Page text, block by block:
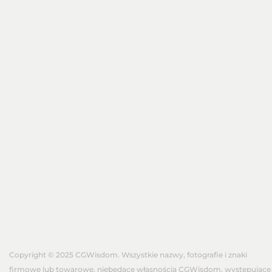
Copyright © 2025 CGWisdom. Wszystkie nazwy, fotografie i znaki
firmowe lub towarowe, niebędące własnością CGWisdom, występujące